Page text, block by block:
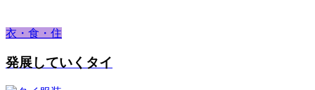
衣・食・住
発展していくタイ